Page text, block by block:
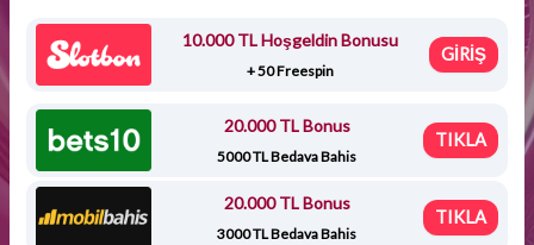
10.000 TL Hoşgeldin Bonusu
+ 50 Freespin
GİRİŞ
20.000 TL Bonus
5000 TL Bedava Bahis
TIKLA
20.000 TL Bonus
3000 TL Bedava Bahis
TIKLA